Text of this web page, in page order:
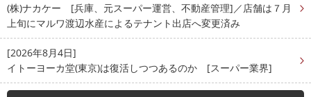
(株)ナカケー [兵庫、元スーパー運営、不動産管理]／店舗は７月
上旬にマルワ渡辺水産によるテナント出店へ変更済み
[2026年8月4日]
イトーヨーカ堂(東京)は復活しつつあるのか [スーパー業界]